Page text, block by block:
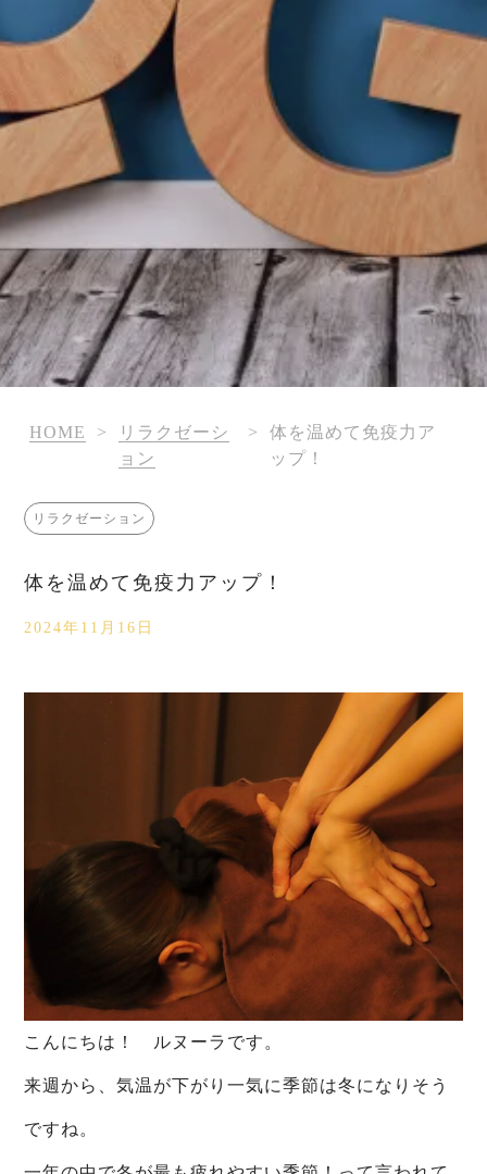
HOME >
リラクゼーシ
ョン
>
体を温めて免疫力ア
ップ！
リラクゼーション
体を温めて免疫力アップ！
2024年11月16日
こんにちは！ ルヌーラです。
来週から、気温が下がり一気に季節は冬になりそう
ですね。